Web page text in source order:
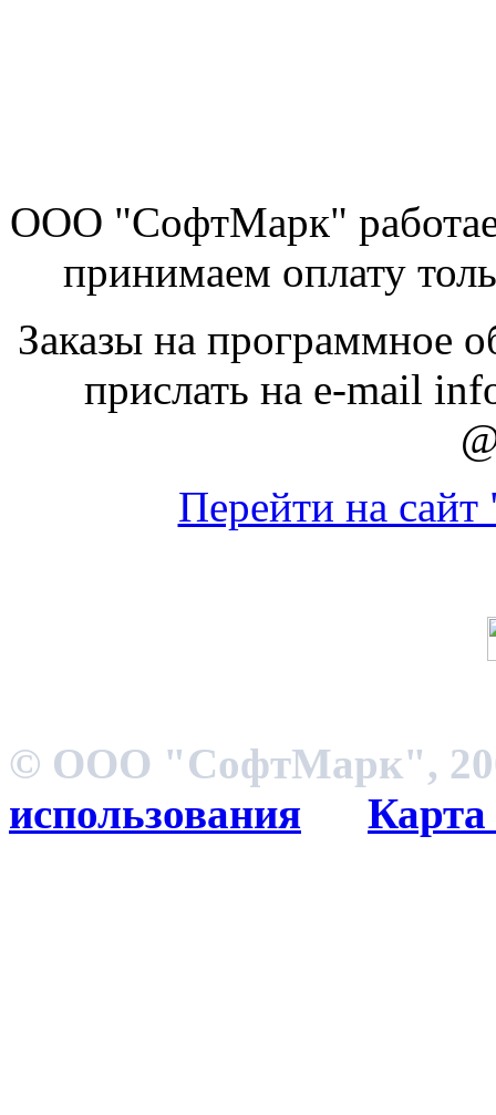
ООО "СофтМарк"
принимаем оплату
Заказы на программное
прислать на e-mail
Перейти на
© ООО "СофтМарк",
использования
Карта